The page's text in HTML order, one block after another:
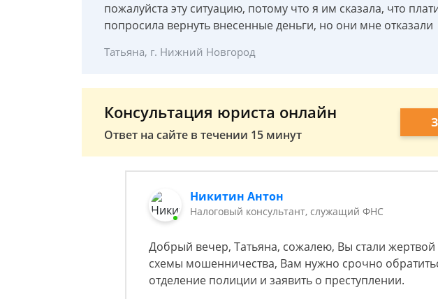
пожалуйста эту ситуацию, потому что я им сказала, что
попросила вернуть внесенные деньги, но они мне отказали
Татьяна, г. Нижний Новгород
Консультация юриста онлайн
Ответ на сайте в течении 15 минут
Никитин Антон
Налоговый консультант, служащий ФНС
Добрый вечер, Татьяна, сожалею, Вы стали
схемы мошенничества, Вам нужно срочно
отделение полиции и заявить о преступлении.